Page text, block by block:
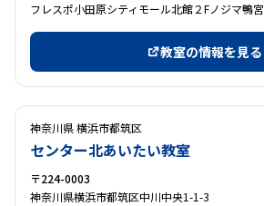
フレスポ小田原シティモール北館２Fノジマ鴨
教室の情報を見る
神奈川県 横浜市都筑区
センター北あいたい教室
〒224-0003
神奈川県横浜市都筑区中川中央1-1-3